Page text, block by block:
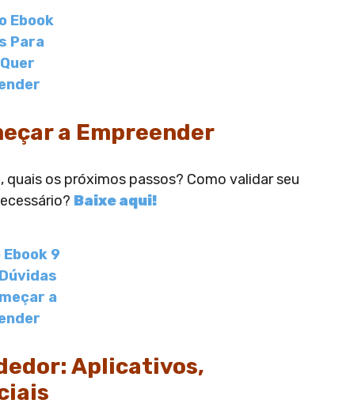
a Empreender
os próximos passos? Como validar seu
Baixe aqui!
Aplicativos,